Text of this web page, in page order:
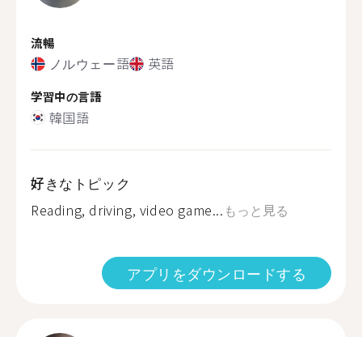
流暢
ノルウェー語 英語
学習中の言語
韓国語
好きなトピック
Reading, driving, video game... もっと見る
アプリをダウンロードする